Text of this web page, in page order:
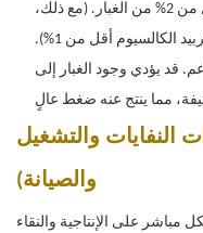
ضمان احتواء كربيد الكالسيوم على أقل من 2% من الغبار. (مع ذلك،
نضمن أن محتوى الغبار في جميع درجات كربيد الكالسيوم أقل من 1%).
قد يؤدي وجود الغبار إلى
النفايات والتشغيل
والصيانة)
مباشر على الإنتاجية والنقاء